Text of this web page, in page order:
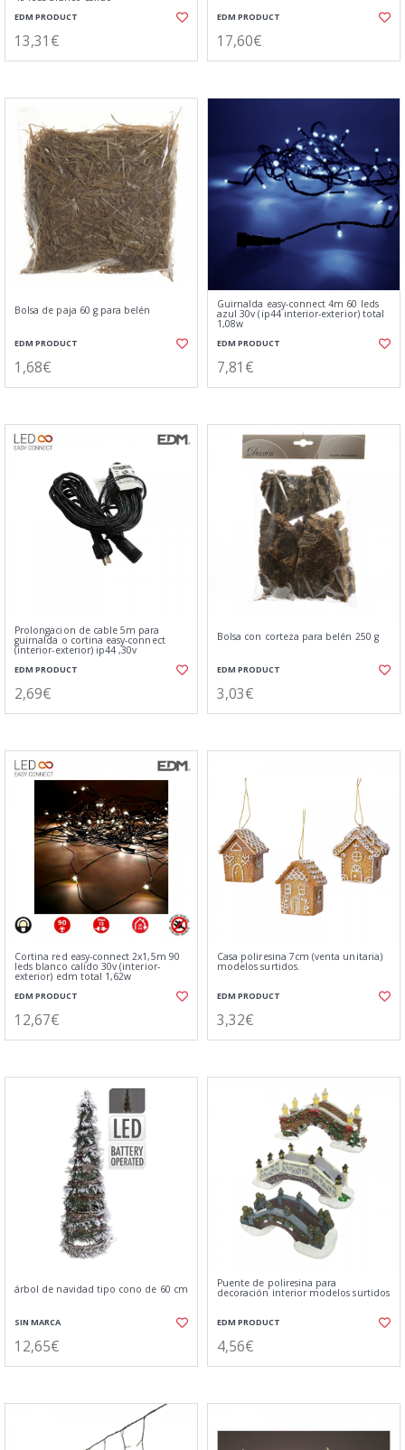
EDM PRODUCT
13,31€
EDM PRODUCT
17,60€
Bolsa de paja 60 g para belén
EDM PRODUCT
1,68€
Guirnalda easy-connect 4m 60 leds
azul 30v (ip44 interior-exterior) total
1,08w
EDM PRODUCT
7,81€
Prolongacion de cable 5m para
guirnalda o cortina easy-connect
(interior-exterior) ip44 ,30v
EDM PRODUCT
2,69€
Bolsa con corteza para belén 250 g
EDM PRODUCT
3,03€
Cortina red easy-connect 2x1,5m 90
leds blanco calido 30v (interior-
exterior) edm total 1,62w
EDM PRODUCT
12,67€
Casa poliresina 7cm (venta unitaria)
modelos surtidos.
EDM PRODUCT
3,32€
árbol de navidad tipo cono de 60 cm
SIN MARCA
12,65€
Puente de poliresina para
decoración interior modelos surtidos
EDM PRODUCT
4,56€